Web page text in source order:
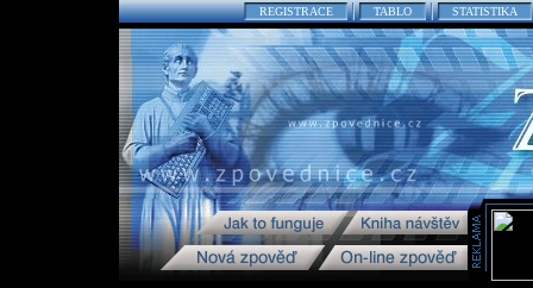
REGISTRACE TABLO STATISTIKA